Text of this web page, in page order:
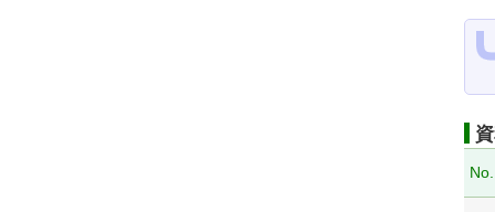
No.